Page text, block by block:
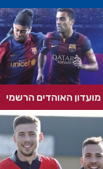
מועדון האוהדים הרשמי